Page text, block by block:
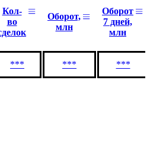
Кол-
во
Оборот,
млн
Оборот
7 дней,
млн
*** ***
***